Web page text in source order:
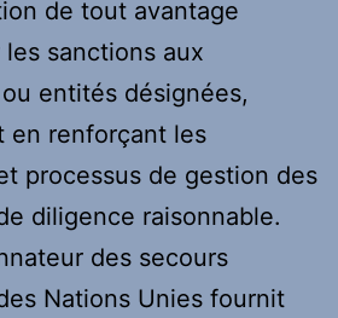
de tout avantage
sanctions aux
entités désignées,
en renforçant les
processus de gestion des
diligence raisonnable.
des secours
Nations Unies fournit